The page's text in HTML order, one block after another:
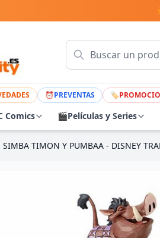
⏰PREVENTAS 🏷
Comics 🎬Películas y Series
SIMBA TIMON Y PUMBAA - DISNEY